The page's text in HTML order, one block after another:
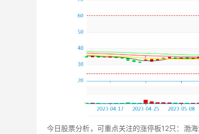
今日股票分析，可重点关注的涨停板12只：渤